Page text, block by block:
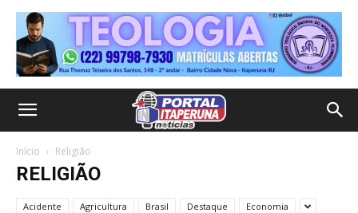
Início Religião
RELIGIÃO
Acidente Agricultura Brasil Destaque Economia